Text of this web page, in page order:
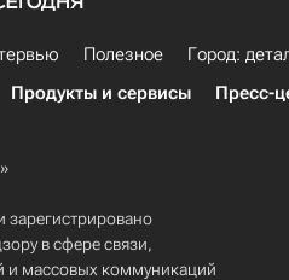
Полезное
Город:
Продукты и сервисы Пресс-
зарегистрировано
в сфере связи,
и массовых коммуникаций